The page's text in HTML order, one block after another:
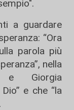
a guardare
“Ora
parola più
nella
e Giorgia
e che “la